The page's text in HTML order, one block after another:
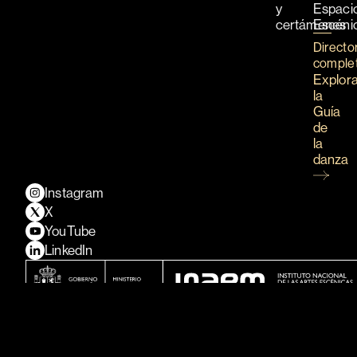
y
certámenes
la
Guía
de
la
danza
Instagram
X
YouTube
LinkedIn